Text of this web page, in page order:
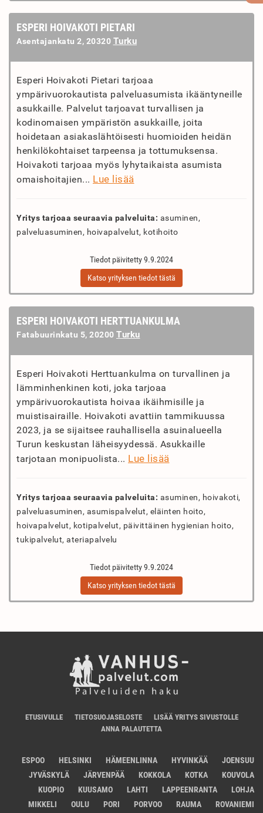
ESPERI HOIVAKOTI PIETARI
Asentajankatu 2, 20320 Turku
Esperi Hoivakoti Pietari tarjoaa
ympärivuorokautista palveluasumista ikääntyneille
asukkaille. Palvelut tarjoavat turvallisen ja
kodinomaisen ympäristön asukkaille, joita
hoidetaan asiakaslähtöisesti huomioiden heidän
henkilökohtaiset tarpeensa ja tottumuksensa.
Hoivakoti tarjoaa myös lyhytaikaista asumista
omaishoitajien... Lue lisää
Yritys tarjoaa seuraavia palveluita: asuminen,
palveluasuminen, hoivapalvelut, kotihoito
Tiedot päivitetty 9.9.2024
Katso yrityksen tiedot tästä
ESPERI HOIVAKOTI HERTTUANKULMA
Fatabuurinkatu 5, 20200 Turku
Esperi Hoivakoti Herttuankulma on turvallinen ja
lämminhenkinen koti, joka tarjoaa
ympärivuorokautista hoivaa ikäihmisille ja
muistisairaille. Hoivakoti avattiin tammikuussa
2023, ja se sijaitsee rauhallisella asuinalueella
Turun keskustan läheisyydessä. Asukkaille
tarjotaan monipuolista... Lue lisää
Yritys tarjoaa seuraavia palveluita: asuminen, hoivakoti,
palveluasuminen, asumispalvelut, eläinten hoito,
hoivapalvelut, kotipalvelut, päivittäinen hygienian hoito,
tukipalvelut, ateriapalvelu
Tiedot päivitetty 9.9.2024
Katso yrityksen tiedot tästä
ETUSIVULLE TIETOSUOJASELOSTE
LISÄÄ YRITYS SIVUSTOLLE
ANNA PALAUTETTA
ESPOO HELSINKI HÄMEENLINNA HYVINKÄÄ
JOENSUU
JYVÄSKYLÄ
JÄRVENPÄÄ KOKKOLA KOTKA
KOUVOLA
KUOPIO
KUUSAMO LAHTI LAPPEENRANTA
LOHJA
MIKKELI
OULU PORI PORVOO RAUMA ROVANIEMI